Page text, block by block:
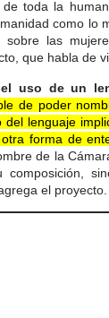
toda la
como lo
las
que habla de
el uso de un
de poder
lenguaje
forma de
de la
el proyecto.